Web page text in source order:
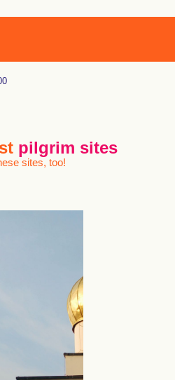
pilgrim sites
sites, too!